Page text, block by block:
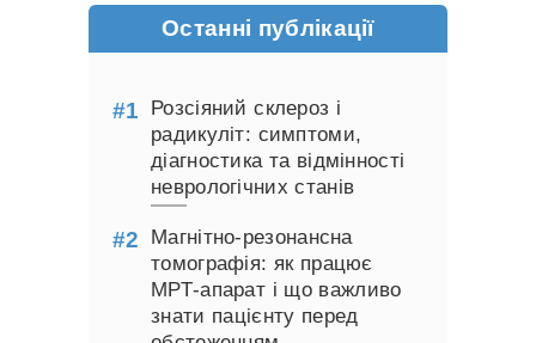
Останні публікації
Розсіяний склероз і
радикуліт: симптоми,
діагностика та відмінності
неврологічних станів
Магнітно-резонансна
томографія: як працює
МРТ-апарат і що важливо
знати пацієнту перед